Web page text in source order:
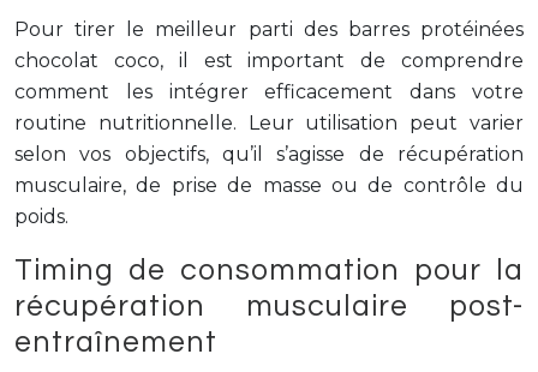
Pour tirer le meilleur parti des barres protéinées
chocolat coco, il est important de comprendre
comment les intégrer efficacement dans votre
routine nutritionnelle. Leur utilisation peut varier
selon vos objectifs, qu’il s’agisse de récupération
musculaire, de prise de masse ou de contrôle du
poids.
Timing de consommation pour la
récupération musculaire post-
entraînement